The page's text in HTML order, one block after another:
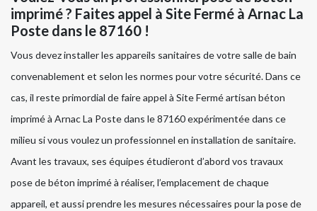
imprimé ? Faites appel à Site Fermé à Arnac La
Poste dans le 87160 !
Vous devez installer les appareils sanitaires de votre salle de bain
convenablement et selon les normes pour votre sécurité. Dans ce
cas, il reste primordial de faire appel à Site Fermé artisan béton
imprimé à Arnac La Poste dans le 87160 expérimentée dans ce
milieu si vous voulez un professionnel en installation de sanitaire.
Avant les travaux, ses équipes étudieront d’abord vos travaux
pose de béton imprimé à réaliser, l’emplacement de chaque
appareil, et aussi prendre les mesures nécessaires pour la pose de